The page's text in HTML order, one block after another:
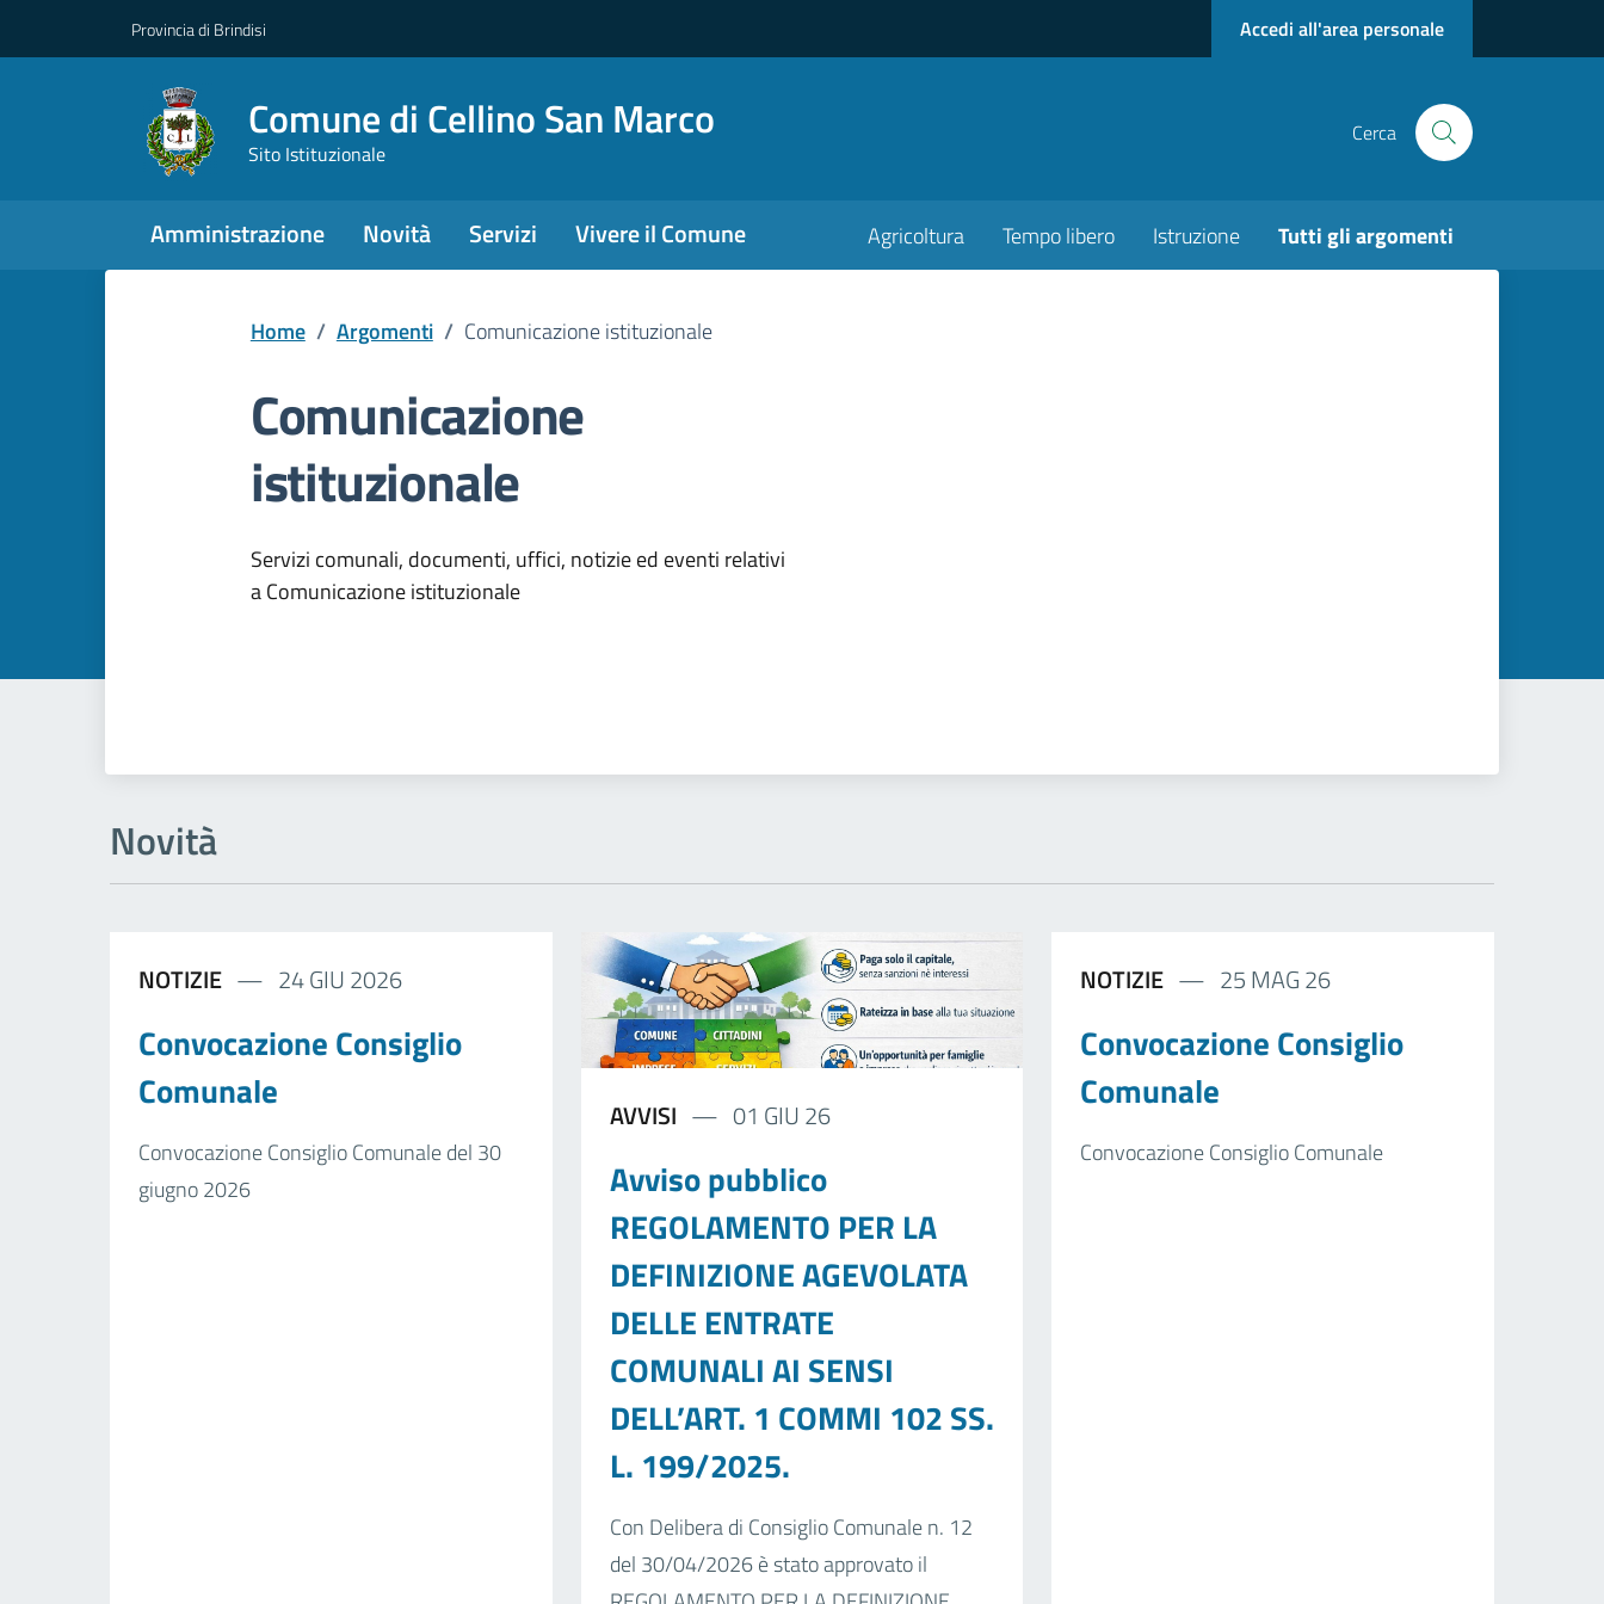
Provincia di Brindisi Accedi all'area personale
Comune di Cellino San Marco
Sito Istituzionale
Cerca
Amministrazione Novità Servizi Vivere il Comune Agricoltura Tempo libero Istruzione Tutti gli argomenti
Home / Argomenti / Comunicazione istituzionale
Comunicazione
istituzionale
Dettagli dell'argomento
Servizi comunali, documenti, uffici, notizie ed eventi relativi
a Comunicazione istituzionale
Novità
NOTIZIE 24 GIU 2026
Convocazione Consiglio
Comunale
Convocazione Consiglio Comunale del 30
giugno 2026
AVVISI 01 GIU 26
Avviso pubblico
REGOLAMENTO PER LA
DEFINIZIONE AGEVOLATA
DELLE ENTRATE
COMUNALI AI SENSI
DELL’ART. 1 COMMI 102 SS.
L. 199/2025.
Con Delibera di Consiglio Comunale n. 12
del 30/04/2026 è stato approvato il
NOTIZIE 25 MAG 26
Convocazione Consiglio
Comunale
Convocazione Consiglio Comunale